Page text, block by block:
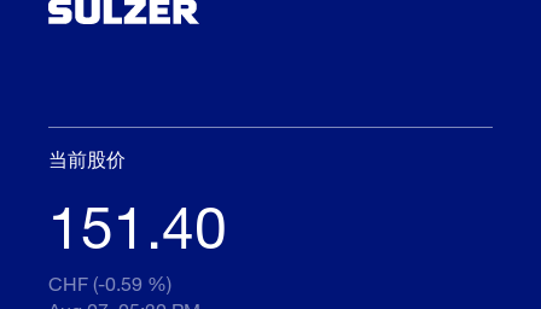
当前股价
151.40
CHF (-0.59 %)